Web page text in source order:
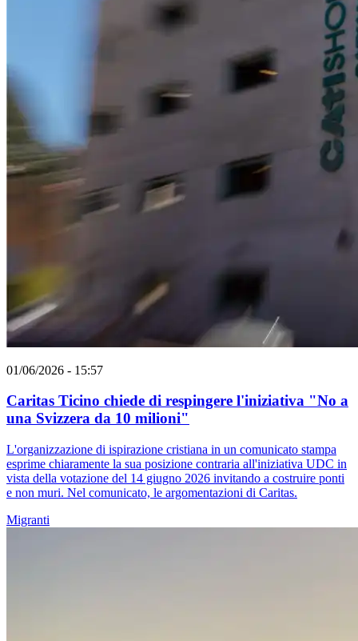
01/06/2026 - 15:57
Caritas Ticino chiede di respingere l'iniziativa "No a
una Svizzera da 10 milioni"
L'organizzazione di ispirazione cristiana in un comunicato stampa
esprime chiaramente la sua posizione contraria all'iniziativa UDC in
vista della votazione del 14 giugno 2026 invitando a costruire ponti
e non muri. Nel comunicato, le argomentazioni di Caritas.
Migranti